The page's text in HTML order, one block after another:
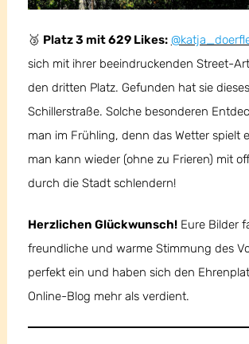
🥉 Platz 3 mit 629 Likes:
sich mit ihrer beeindruckenden Street-
den dritten Platz. Gefunden hat sie
Schillerstraße. Solche besonderen
man im Frühling, denn das Wetter spielt
man kann wieder (ohne zu Frieren) mit
durch die Stadt schlendern!
Herzlichen Glückwunsch!Eure Bilder
freundliche und warme Stimmung des
perfekt ein und haben sich den
Online-Blog mehr als verdient.